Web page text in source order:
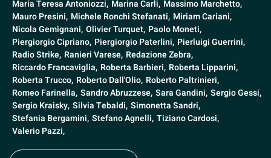
Maria Teresa Antoniozzi, Marina Carli, Massimo Marchetto,
Mauro Presini, Michele Ronchi Stefanati, Miriam Cariani,
Nicola Gemignani, Olivier Turquet, Paolo Moneti,
Piergiorgio Cipriano, Piergiorgio Paterlini, Pierluigi Guerrini,
Radio Strike, Ranieri Varese, Redazione Zebra,
Riccardo Francaviglia, Roberta Barbieri, Roberta Lipparini,
Roberta Trucco, Roberto Dall'Olio, Roberto Paltrinieri,
Romeo Farinella, Sandro Abruzzese, Sara Gandini, Sergio Gessi,
Sergio Kraisky, Silvia Tebaldi, Simonetta Sandri,
Stefania Bergamini, Stefano Agnelli, Tiziano Cardosi,
Valerio Pazzi,